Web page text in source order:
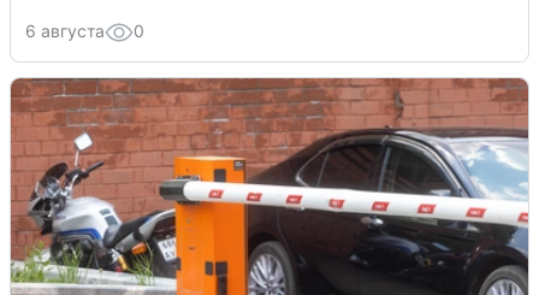
6 августа 0